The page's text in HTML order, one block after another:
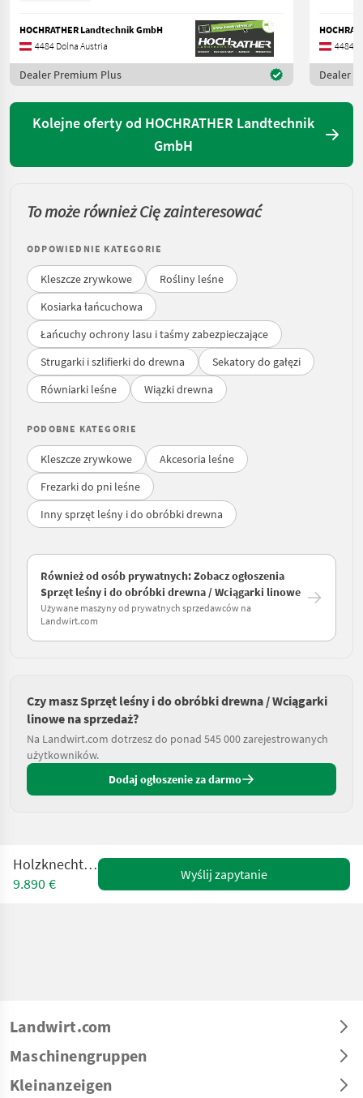
HOCHRATHER Landtechnik GmbH
4484 Dolna Austria
Dealer Premium Plus
4484
Dealer
Kolejne oferty od HOCHRATHER Landtechnik
GmbH
To może również Cię zainteresować
ODPOWIEDNIE KATEGORIE
Kleszcze zrywkowe
Rośliny leśne
Kosiarka łańcuchowa
Łańcuchy ochrony lasu i taśmy zabezpieczające
Strugarki i szlifierki do drewna
Sekatory do gałęzi
Równiarki leśne
Wiązki drewna
PODOBNE KATEGORIE
Kleszcze zrywkowe
Akcesoria leśne
Frezarki do pni leśne
Inny sprzęt leśny i do obróbki drewna
Również od osób prywatnych: Zobacz ogłoszenia
Sprzęt leśny i do obróbki drewna / Wciągarki linowe
Używane maszyny od prywatnych sprzedawców na
Landwirt.com
Czy masz Sprzęt leśny i do obróbki drewna / Wciągarki
linowe na sprzedaż?
Na Landwirt.com dotrzesz do ponad 545 000 zarejestrowanych
użytkowników.
Dodaj ogłoszenie za darmo
Holzknecht HS 550
9.890 €
Wyślij zapytanie
Landwirt.com
Maschinengruppen
Kleinanzeigen